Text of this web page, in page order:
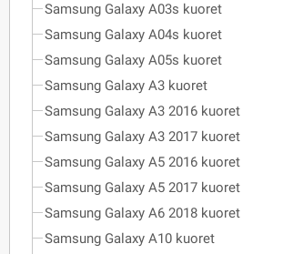
Samsung Galaxy A03s kuoret
Samsung Galaxy A04s kuoret
Samsung Galaxy A05s kuoret
Samsung Galaxy A3 kuoret
Samsung Galaxy A3 2016 kuoret
Samsung Galaxy A3 2017 kuoret
Samsung Galaxy A5 2016 kuoret
Samsung Galaxy A5 2017 kuoret
Samsung Galaxy A6 2018 kuoret
Samsung Galaxy A10 kuoret